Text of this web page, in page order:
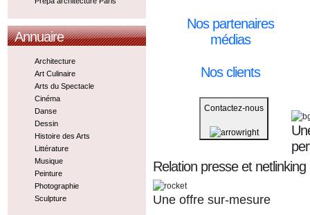
Annuaire
Architecture
Art Culinaire
Arts du Spectacle
Cinéma
Danse
Dessin
Histoire des Arts
Littérature
Musique
Peinture
Photographie
Sculpture
Nos partenaires
médias
Nos clients
Contactez-nous
Relation presse et netlinking
Une offre sur-mesure